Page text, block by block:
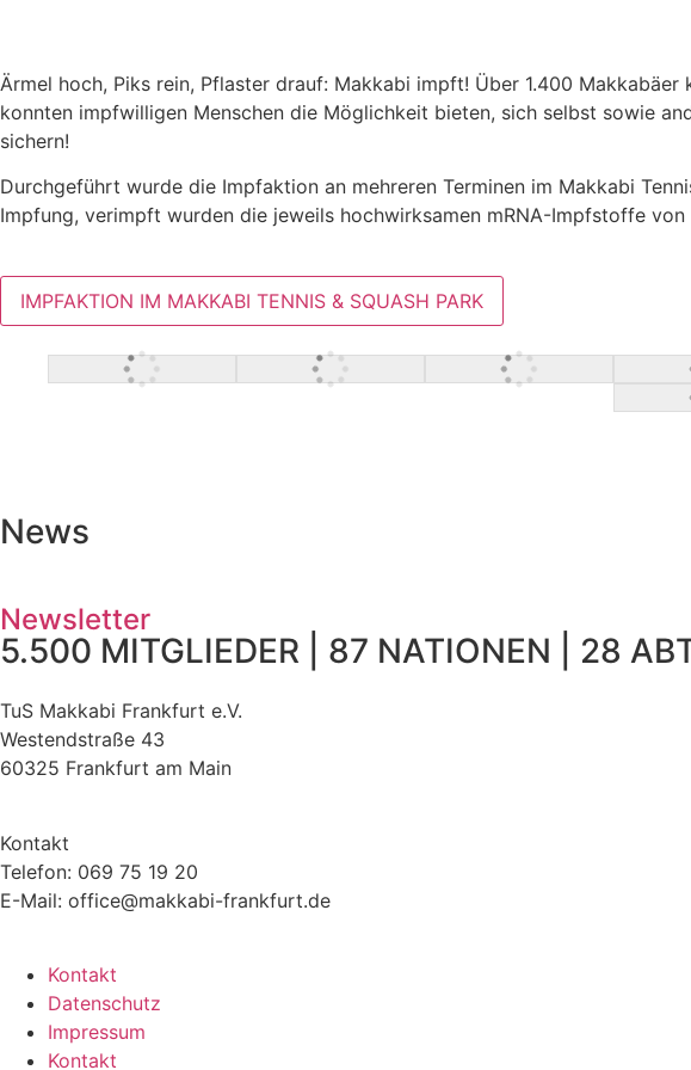
Ärmel hoch, Piks rein, Pflaster drauf: Makkabi impft! Über 1.400
konnten impfwilligen Menschen die Möglichkeit bieten, sich selbst sowie
sichern!
Durchgeführt wurde die Impfaktion an mehreren Terminen im Makkabi
Impfung, verimpft wurden die jeweils hochwirksamen mRNA-Impfstoffe von
IMPFAKTION IM MAKKABI TENNIS & SQUASH PARK
News
Newsletter
5.500 MITGLIEDER | 87 NATIONEN | 28
TuS Makkabi Frankfurt e.V.
Westendstraße 43
60325 Frankfurt am Main
Kontakt
Telefon: 069 75 19 20
E-Mail: office@makkabi-frankfurt.de
Kontakt
Datenschutz
Impressum
Kontakt